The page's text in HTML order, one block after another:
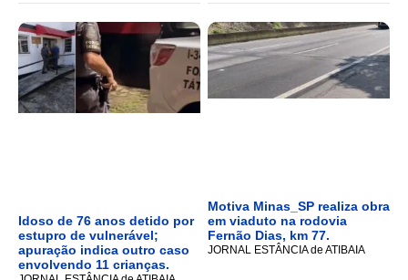
Idoso de 76 anos detido por
estupro de vulnerável;
apuração indica outro caso
envolvendo 11 crianças.
Motiva Minas_SP realiza obra
em viaduto na rodovia
Fernão Dias, km 77.
JORNAL ESTÂNCIA de ATIBAIA